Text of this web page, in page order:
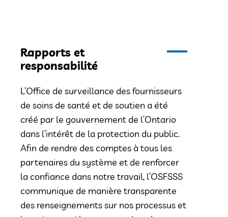
Rapports et
responsabilité
L’Office de surveillance des fournisseurs
de soins de santé et de soutien a été
créé par le gouvernement de l’Ontario
dans l’intérêt de la protection du public.
Afin de rendre des comptes à tous les
partenaires du système et de renforcer
la confiance dans notre travail, l’OSFSSS
communique de manière transparente
des renseignements sur nos processus et